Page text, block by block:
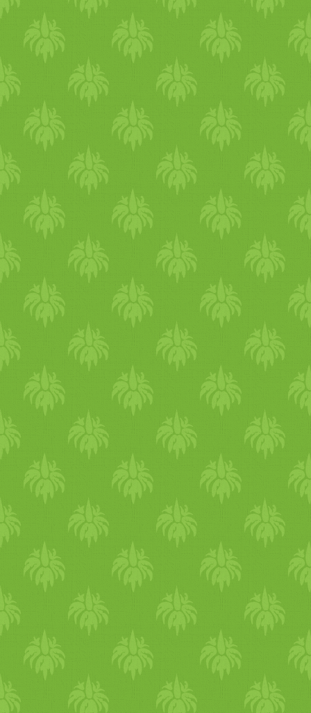
fenti sorrendben egymáshoz
keverjük. Majd tésztát
gyúrunk belőlük.
Munkaasztalon vagy
gyúródeszkán kör alakú
készítünk belőle. Mielőtt
megsütjük, érdemes
felcsíkozni a felszínét, így
könnyebb a kenyeret
megtörni, miután megsült.
Air fryerben (forró levegő
sütőben) mindkét oldalát 10
percig sütjük kb. 180-200
fokon. Ha nincs ilyen
készülékünk, készíthetjük
sütőben is. Káposzta
salátával fogyasztottuk, de
pástétomokkal is finom.